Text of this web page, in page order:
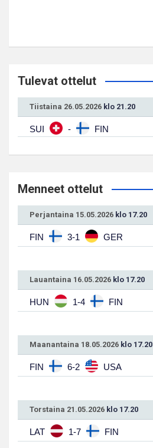
Tulevat ottelut
Tiistaina 26.05.2026 klo 21.20
SUI - FIN
Menneet ottelut
Perjantaina 15.05.2026 klo 17.20
FIN 3-1 GER
Lauantaina 16.05.2026 klo 17.20
HUN 1-4 FIN
Maanantaina 18.05.2026 klo 17.20
FIN 6-2 USA
Torstaina 21.05.2026 klo 17.20
LAT 1-7 FIN